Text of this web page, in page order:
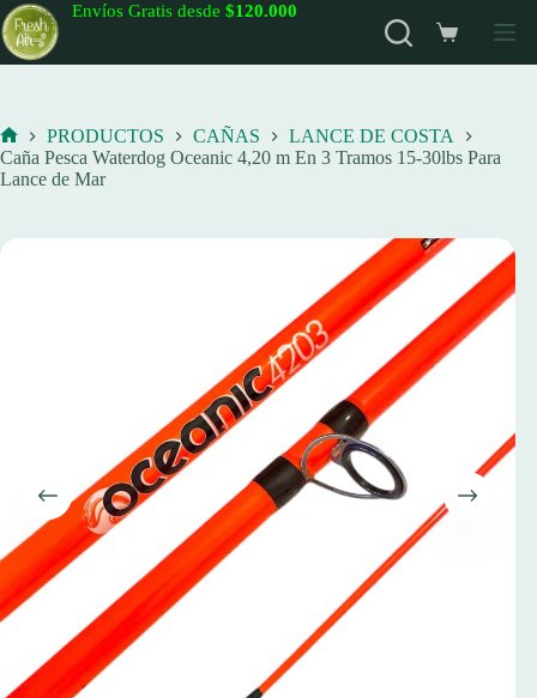
Saltar
al
contenido
Envíos Gratis desde $120.000
Carro
de
Inicio
PRODUCTOS CAÑAS
LANCE DE COSTA
Caña Pesca Waterdog Oceanic 4,20 m En 3 Tramos 15-30lbs Para
Lance de Mar